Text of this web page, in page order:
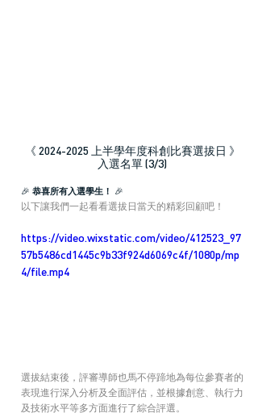
《 2024-2025 上半學年度科創比賽選拔日 》
入選名單 (3/3)
🎉 恭喜所有入選學生！ 🎉
以下讓我們一起看看選拔日當天的精彩回顧吧！
https://video.wixstatic.com/video/412523_97
57b5486cd1445c9b33f924d6069c4f/1080p/mp
4/file.mp4
選拔結束後，評審導師也馬不停蹄地為每位參賽者的
表現進行深入分析及全面評估，並根據創意、執行力
及技術水平等多方面進行了綜合評選。